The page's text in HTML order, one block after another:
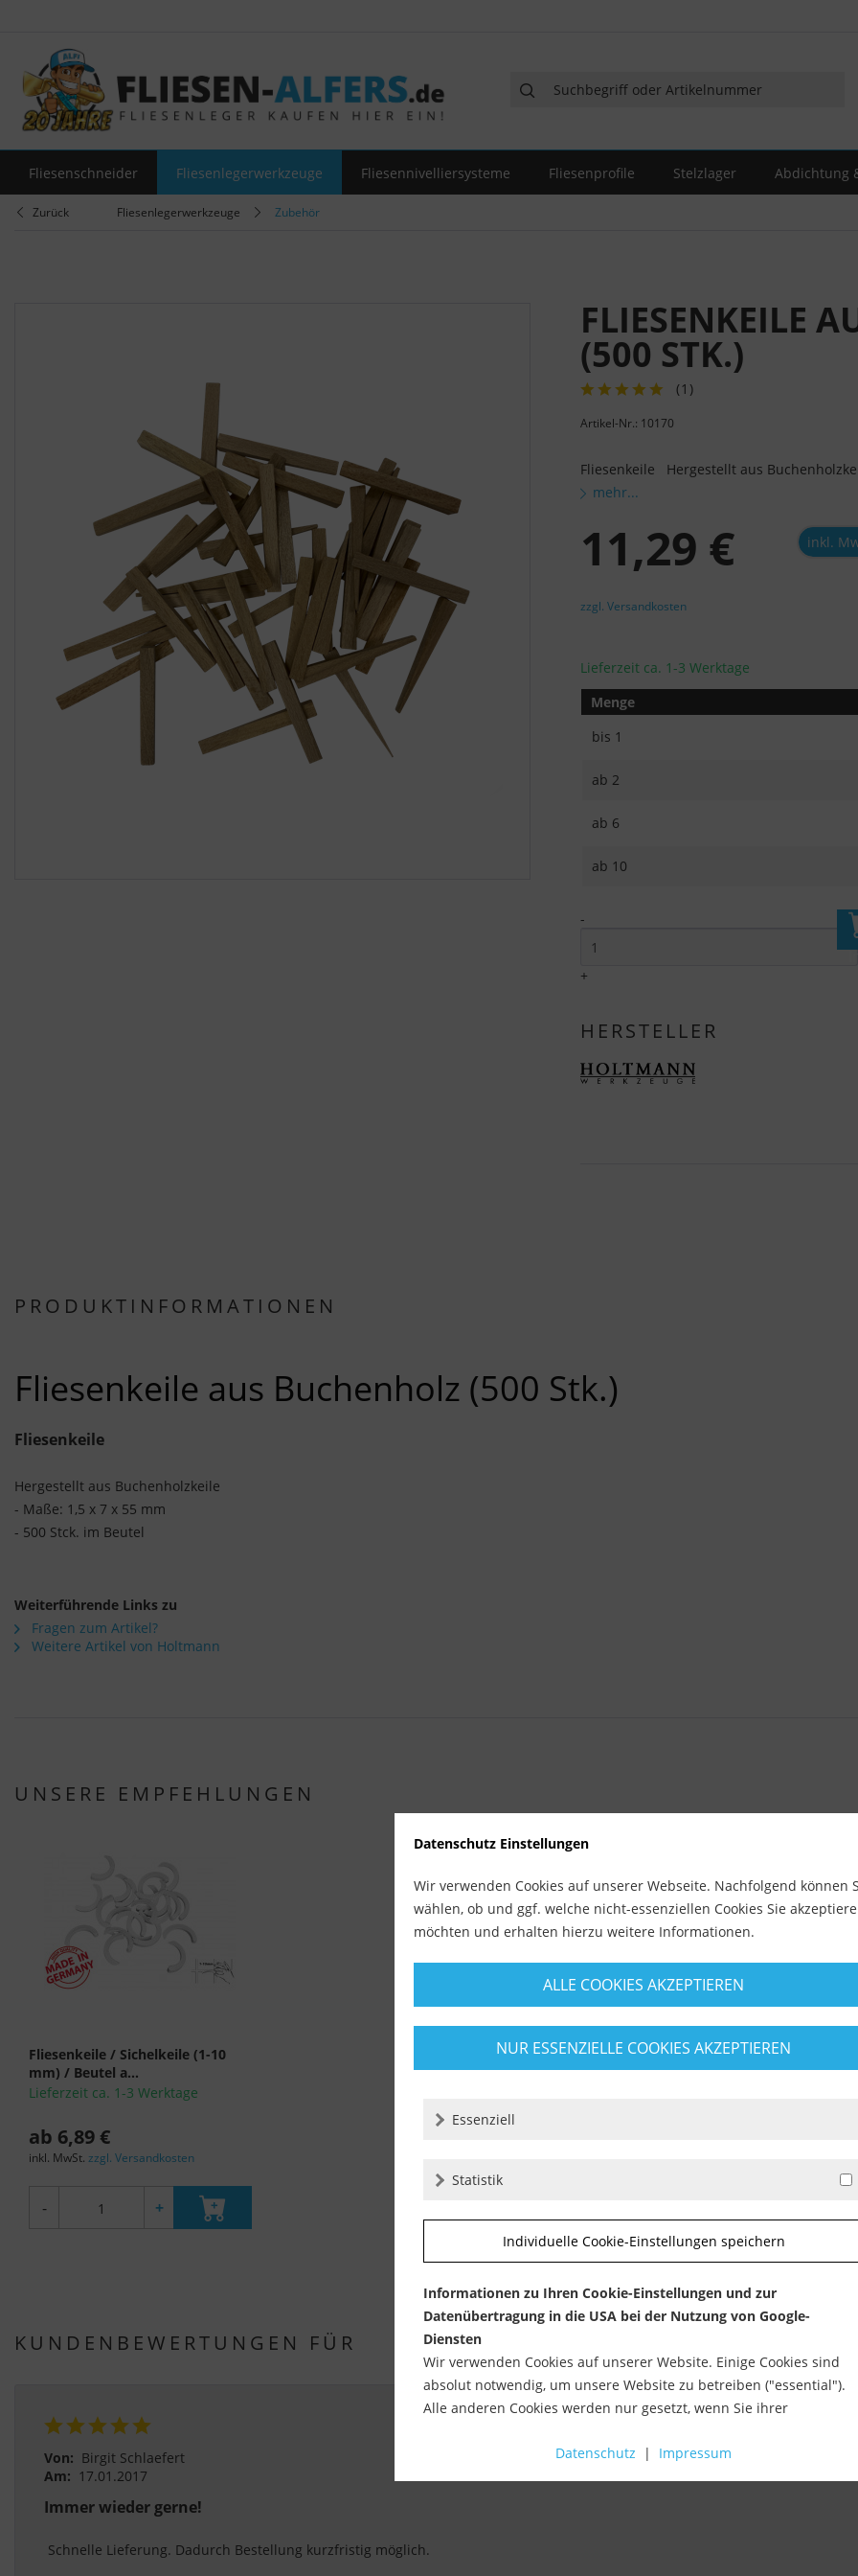
Fliesenschneider Fliesenlegerwerkzeuge Fliesennivelliersysteme Fliesenprofile Stelzlager Abdichtung
Zurück Fliesenlegerwerkzeuge Zubehör
FLIESENKEILE
(500 STK.)
(1 )
Artikel-Nr.: 10170
Fliesenkeile Hergestellt aus
mehr...
11,29 € inkl.
zzgl. Versandkosten
Lieferzeit ca. 1-3 Werktage
Menge
bis 1
ab 2
ab 6
ab 10
-
+
HERSTELLER
PRODUKTINFORMATIONEN
Fliesenkeile aus Buchenholz (500 Stk.)
Fliesenkeile
Hergestellt aus Buchenholzkeile
- Maße: 1,5 x 7 x 55 mm
- 500 Stck. im Beutel
Weiterführende Links zu
Fragen zum Artikel?
Weitere Artikel von Holtmann
UNSERE EMPFEHLUNGEN
Fliesenkeile / Sichelkeile (1-10
mm) / Beutel a...
Lieferzeit ca. 1-3 Werktage
ab 6,89 €
inkl. MwSt. zzgl. Versandkosten
- +
KUNDENBEWERTUNGEN FÜR
Von: Birgit Schlaefert
Am: 17.01.2017
Immer wieder gerne!
Schnelle Lieferung. Dadurch Bestellung kurzfristig möglich.
Datenschutz Einstellungen
Wir verwenden Cookies auf unserer Webseite. Nachfolgend können
wählen, ob und ggf. welche nicht-essenziellen Cookies Sie
möchten und erhalten hierzu weitere Informationen.
ALLE COOKIES AKZEPTIEREN
NUR ESSENZIELLE COOKIES AKZEPTIEREN
Essenziell
Statistik
Individuelle Cookie-Einstellungen speichern
Informationen zu Ihren Cookie-Einstellungen und zur
Datenübertragung in die USA bei der Nutzung von Google-
Diensten
Wir verwenden Cookies auf unserer Website. Einige Cookies sind
absolut notwendig, um unsere Website zu betreiben ("essential").
Alle anderen Cookies werden nur gesetzt, wenn Sie ihrer
Datenschutz | Impressum